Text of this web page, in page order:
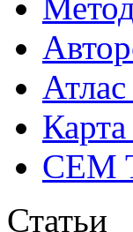
Карта
CEM
Статьи